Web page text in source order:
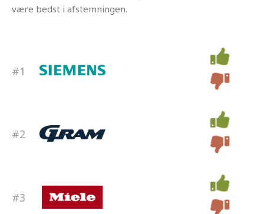
være bedst i afstemningen.
#1
#2
#3